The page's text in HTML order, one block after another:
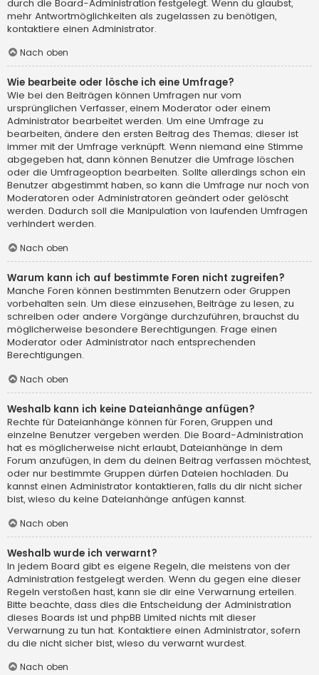
durch die Board-Administration festgelegt. Wenn du glaubst,
mehr Antwortmöglichkeiten als zugelassen zu benötigen,
kontaktiere einen Administrator.
Nach oben
Wie bearbeite oder lösche ich eine Umfrage?
Wie bei den Beiträgen können Umfragen nur vom
ursprünglichen Verfasser, einem Moderator oder einem
Administrator bearbeitet werden. Um eine Umfrage zu
bearbeiten, ändere den ersten Beitrag des Themas; dieser ist
immer mit der Umfrage verknüpft. Wenn niemand eine Stimme
abgegeben hat, dann können Benutzer die Umfrage löschen
oder die Umfrageoption bearbeiten. Sollte allerdings schon ein
Benutzer abgestimmt haben, so kann die Umfrage nur noch von
Moderatoren oder Administratoren geändert oder gelöscht
werden. Dadurch soll die Manipulation von laufenden Umfragen
verhindert werden.
Nach oben
Warum kann ich auf bestimmte Foren nicht zugreifen?
Manche Foren können bestimmten Benutzern oder Gruppen
vorbehalten sein. Um diese einzusehen, Beiträge zu lesen, zu
schreiben oder andere Vorgänge durchzuführen, brauchst du
möglicherweise besondere Berechtigungen. Frage einen
Moderator oder Administrator nach entsprechenden
Berechtigungen.
Nach oben
Weshalb kann ich keine Dateianhänge anfügen?
Rechte für Dateianhänge können für Foren, Gruppen und
einzelne Benutzer vergeben werden. Die Board-Administration
hat es möglicherweise nicht erlaubt, Dateianhänge in dem
Forum anzufügen, in dem du deinen Beitrag verfassen möchtest,
oder nur bestimmte Gruppen dürfen Dateien hochladen. Du
kannst einen Administrator kontaktieren, falls du dir nicht sicher
bist, wieso du keine Dateianhänge anfügen kannst.
Nach oben
Weshalb wurde ich verwarnt?
In jedem Board gibt es eigene Regeln, die meistens von der
Administration festgelegt werden. Wenn du gegen eine dieser
Regeln verstoßen hast, kann sie dir eine Verwarnung erteilen.
Bitte beachte, dass dies die Entscheidung der Administration
dieses Boards ist und phpBB Limited nichts mit dieser
Verwarnung zu tun hat. Kontaktiere einen Administrator, sofern
du die nicht sicher bist, wieso du verwarnt wurdest.
Nach oben